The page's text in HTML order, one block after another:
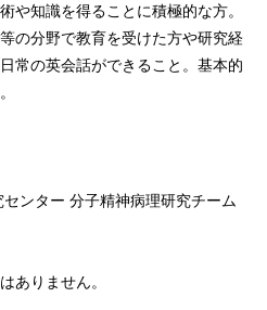
や知識を得ることに積極的な方。
の分野で教育を受けた方や研究経
常の英会話ができること。基本的
ンター 分子精神病理研究チーム
ありません。